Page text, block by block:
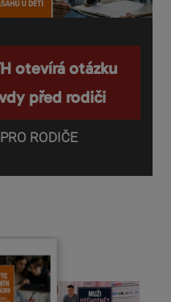
otevírá otázku
před rodiči
RODIČE